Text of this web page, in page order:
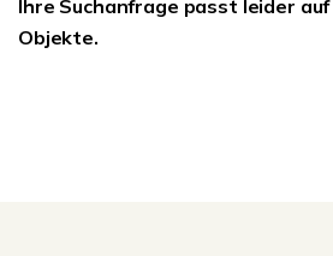
Ihre Suchanfrage passt leider
Objekte.